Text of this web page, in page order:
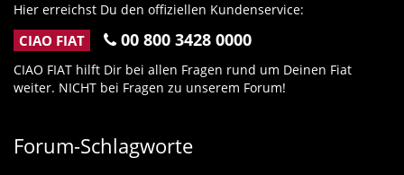
Hier erreichst Du den offiziellen Kundenservice:
CIAO FIAT 00 800 3428 0000
CIAO FIAT hilft Dir bei allen Fragen rund um Deinen Fiat
weiter. NICHT bei Fragen zu unserem Forum!
Forum-Schlagworte